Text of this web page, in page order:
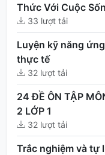
Thức Với Cuộc
33 lượt tải
Luyện kỹ năng
thực tế
32 lượt tải
24 ĐỀ ÔN TẬP
2 LỚP 1
32 lượt tải
Trắc nghiệm và tự